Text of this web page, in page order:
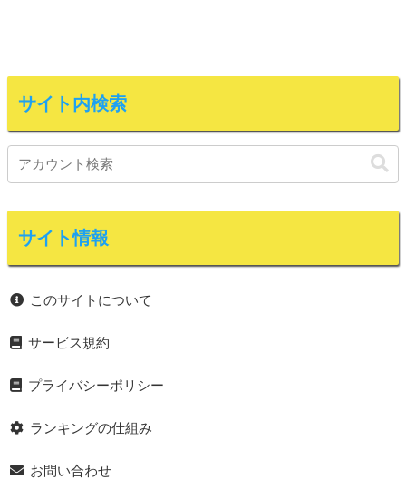
サイト内検索
サイト情報
このサイトについて
サービス規約
プライバシーポリシー
ランキングの仕組み
お問い合わせ